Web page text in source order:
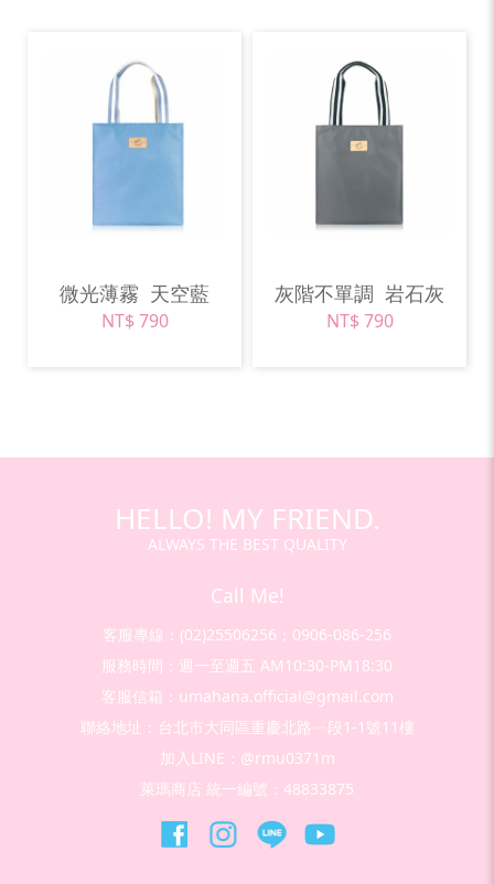
微光薄霧 天空藍
NT$ 790
灰階不單調 岩石灰
NT$ 790
HELLO! MY FRIEND.
ALWAYS THE BEST QUALITY
Call Me!
客服專線：(02)25506256；0906-086-256
服務時間：週一至週五 AM10:30-PM18:30
客服信箱：umahana.official@gmail.com
聯絡地址：台北市大同區重慶北路ㄧ段1-1號11樓
加入LINE：@rmu0371m
萊瑪商店 統一編號：48833875